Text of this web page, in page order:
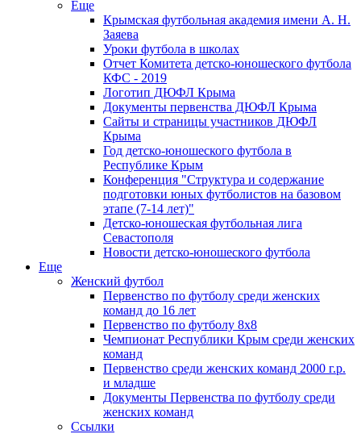
Еще
Крымская футбольная академия имени А. Н.
Заяева
Уроки футбола в школах
Отчет Комитета детско-юношеского футбола
КФС - 2019
Логотип ДЮФЛ Крыма
Документы первенства ДЮФЛ Крыма
Сайты и страницы участников ДЮФЛ
Крыма
Год детско-юношеского футбола в
Республике Крым
Конференция "Структура и содержание
подготовки юных футболистов на базовом
этапе (7-14 лет)"
Детско-юношеская футбольная лига
Севастополя
Новости детско-юношеского футбола
Еще
Женский футбол
Первенство по футболу среди женских
команд до 16 лет
Первенство по футболу 8х8
Чемпионат Республики Крым среди женских
команд
Первенство среди женских команд 2000 г.р.
и младше
Документы Первенства по футболу среди
женских команд
Ссылки